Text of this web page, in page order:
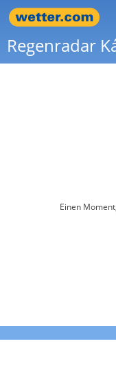
Regenradar
Einen